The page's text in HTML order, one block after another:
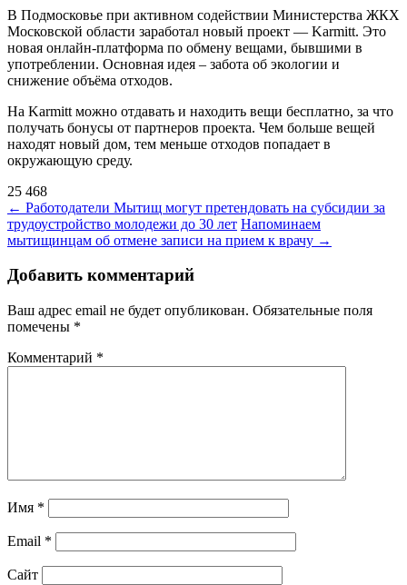
В Подмосковье при активном содействии Министерства ЖКХ
Московской области заработал новый проект — Karmitt. Это
новая онлайн-платформа по обмену вещами, бывшими в
употреблении. Основная идея – забота об экологии и
снижение объёма отходов.
На Karmitt можно отдавать и находить вещи бесплатно, за что
получать бонусы от партнеров проекта. Чем больше вещей
находят новый дом, тем меньше отходов попадает в
окружающую среду.
25 468
Навигация
по
← Работодатели Мытищ могут претендовать на субсидии за
трудоустройство молодежи до 30 лет Напоминаем
мытищинцам об отмене записи на прием к врачу →
Добавить комментарий
Ваш адрес email не будет опубликован. Обязательные поля
помечены *
Комментарий *
Имя *
Email *
Сайт